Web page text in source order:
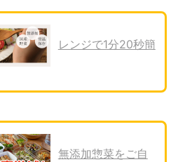
レンジで1分20秒簡
無添加惣菜をご自